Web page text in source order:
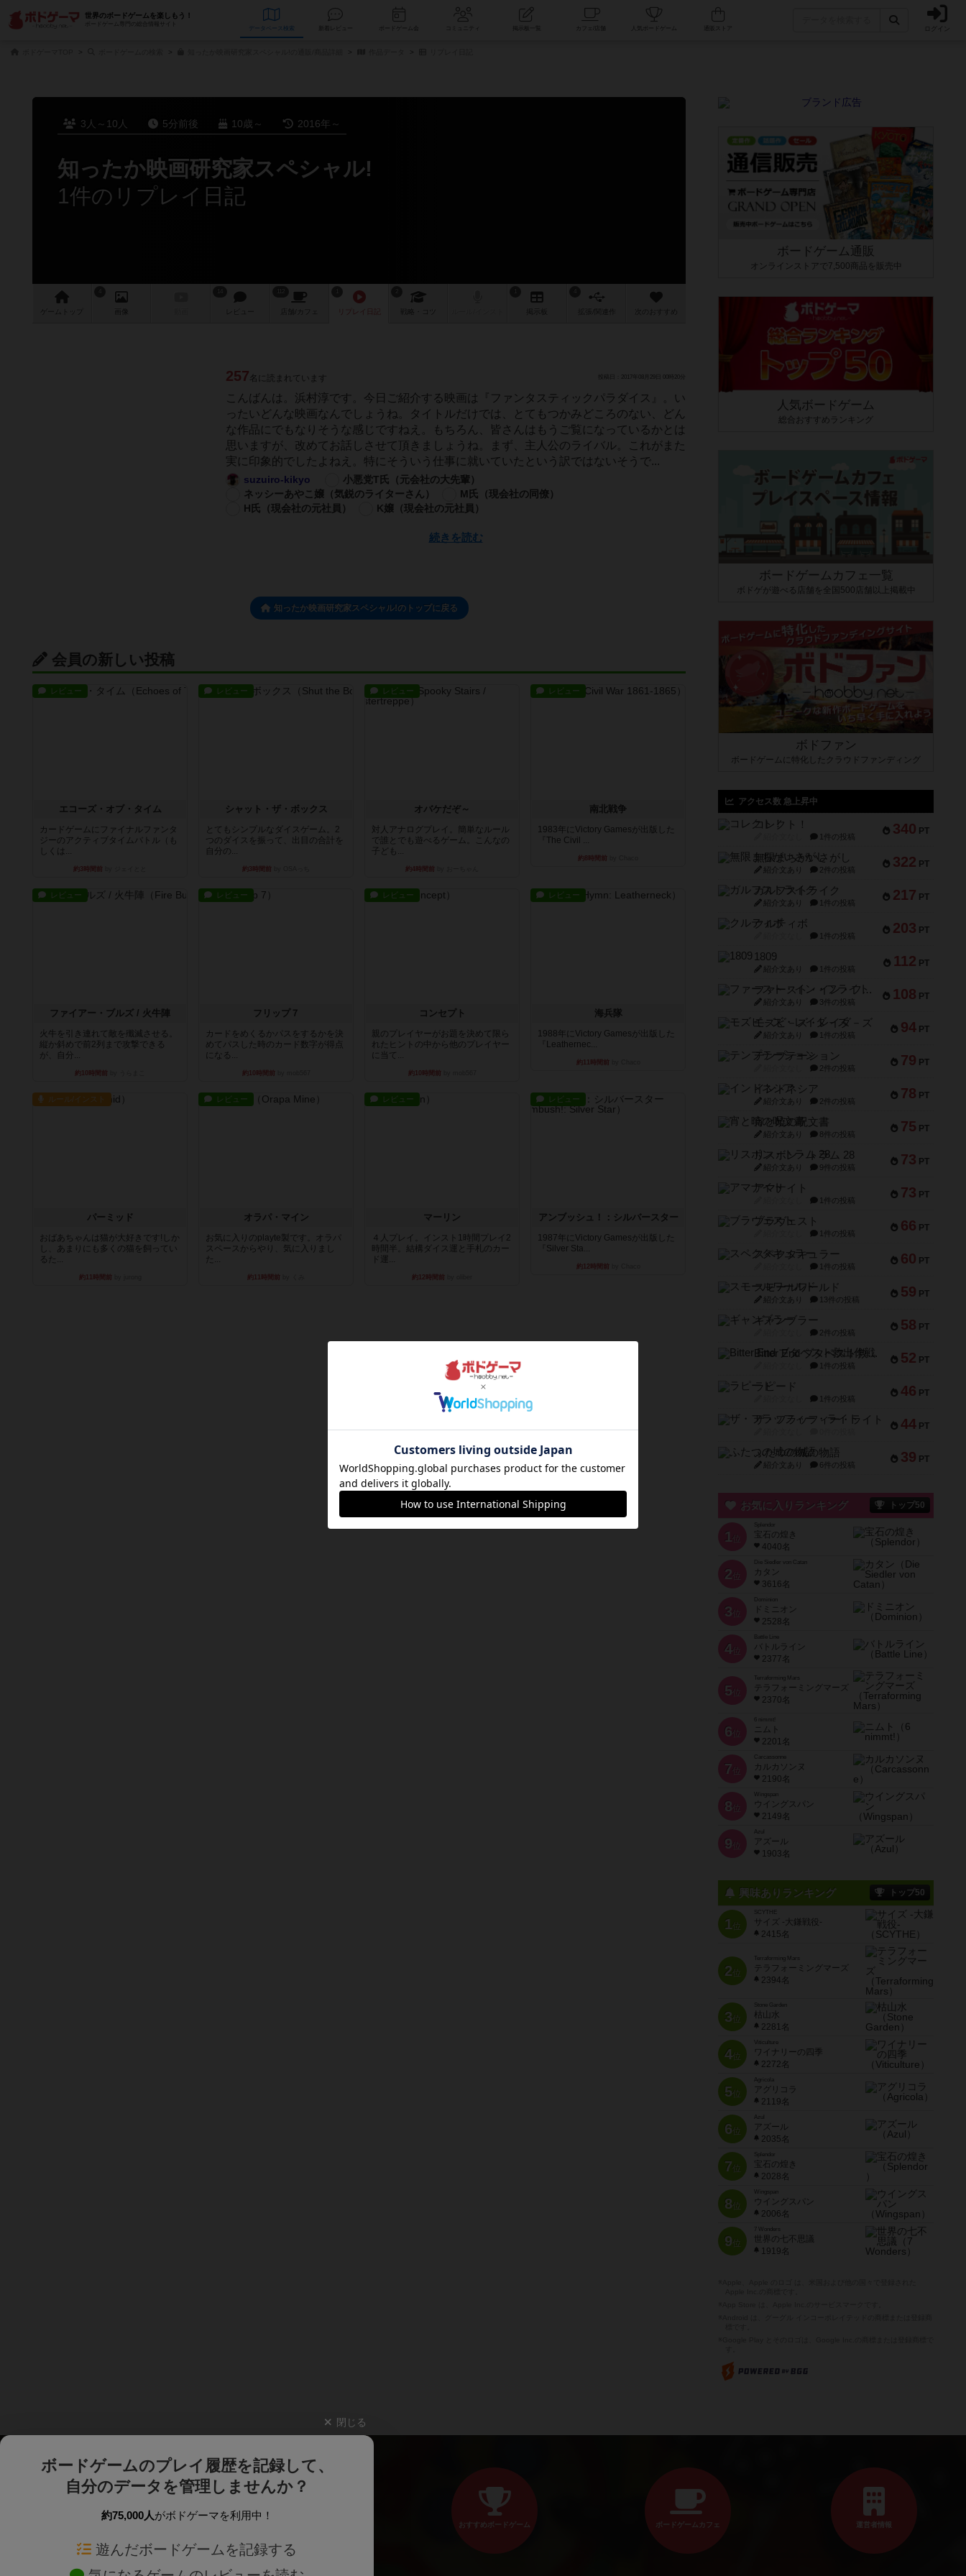
世界のボードゲームを楽しもう！
ボードゲーム専門の総合情報サイト
データベース コミュニティ 人気ボードゲーム ログイン
3人～10人 5分前後 10歳～ 2016年～
知ったか映画研究家スペシャル!
1件のリプレイ日記
ゲーム 画像 レビュー 店舗/ カフェ 戦略 作 次のおすすめ
257名に読まれています 投稿日：2017年08月29日 00時20分
こんばんは。浜村淳です。今日ご紹介する映画は『ファンタスティックパラダイス』。い
ったいどんな映画なんでしょうね。タイトルだけでは、とてもつかみどころのない、どん
な作品にでもなりそうな感じですねえ。もちろん、皆さんはもうご覧になっているかとは
思いますが、改めてお話しさせて頂きましょうね。まず、主人公のライバル。これがまた
実に印象的でしたよねえ。特にそういう仕事に就いていたという訳ではないそうで...
suzuiro-kikyo
小悪党T氏（元会社の大先輩）
ネッシーあやこ嬢（気鋭のライターさん）
M氏（現会社の同僚）
H氏（現会社の元社員）
K嬢（現会社の元社員）
続きを読む
知ったか映画研究家スペシャル!のトップに戻る
会員の新しい投稿
レビュー
エコーズ・オブ・タイム
カードゲームにファイナルファンタ
ジーのアクティブタイムバトル（も
しくは...
約3時間前
レビュー
シャット・ザ・ボックス
とてもシンプルなダイスゲーム。2
つのダイスを振って、出目の合計を
自分の...
約3時間前
レビュー
オバケだぞ～
対人アナログプレイ。簡単なルール
で誰とでも遊べるゲーム。こんなの
子ども...
約4時間前
レビュー
南北戦争
1983年にVictory Gamesが出版した
『The Civil ...
約8時間前
レビュー
ファイアー・ブルズ / 火牛陣
火牛を引き連れて敵を殲滅させる。
縦か斜めで前2列まで攻撃できる
が、自分...
約10時間前
レビュー
フリップ７
カードをめくるかパスをするかを決
めてパスした時のカード数字が得点
になる...
約10時間前
レビュー
コンセプト
親のプレイヤーがお題を決めて限ら
れたヒントの中から他のプレイヤー
に当て...
約10時間前
レビュー
海兵隊
1988年にVictory Gamesが出版した
『Leathernec...
約11時間前
ルール/インスト
パーミッド
おばあちゃんは猫が大好きです!しか
し、あまりにも多くの猫を飼ってい
るた...
約11時間前
レビュー
オラパ・マイン
お気に入りのplayte製です。オラパ
スペースからやり、気に入りまし
た...
約11時間前
レビュー
マーリン
４人プレイ。インスト1時間プレイ2
時間半。結構ダイス運と手札のカー
ド運...
約12時間前
レビュー
アンブッシュ！：シルバースター
1987年にVictory Gamesが出版した
『Silver Sta...
約12時間前
ボードゲーム通販
オンラインストアで7,500商品を販売中
人気ボードゲーム
総合おすすめランキング
ボードゲームカフェ一覧
ボドゲが遊べる店舗を全国500店舗以上掲載中
ボドファン
ボードゲームに特化したクラウドファンディング
アクセス数 急上昇中
340 PT
コレクト！
1件の投稿
322 PT
無限まちがいさがし
紹介文あり 2件の投稿
217 PT
ガルフストライク
紹介文あり 1件の投稿
203 PT
クルティボ
1件の投稿
112 PT
1809
紹介文あり 1件の投稿
108 PT
ファースト・イン・フライト
紹介文あり 3件の投稿
94 PT
モズビ－ズ・レイダ－ズ
紹介文あり 1件の投稿
79 PT
テンプテーション
2件の投稿
78 PT
インドネシア
紹介文あり 2件の投稿
75 PT
宵と暁の呪文書
紹介文あり 8件の投稿
73 PT
リスボン・トラム 28
紹介文あり 9件の投稿
73 PT
アマナイト
1件の投稿
66 PT
ブラヴェスト
1件の投稿
60 PT
スペクタキュラー
1件の投稿
59 PT
スモールワールド
紹介文あり 13件の投稿
58 PT
ギャンブラー
2件の投稿
52 PT
Bitter End ブタペスト救出作戦
1件の投稿
46 PT
ラピード
1件の投稿
44 PT
ザ・フラッフィー・ライト
39 PT
ふたつの城の物語
紹介文あり 6件の投稿
お気に入りランキング トップ50
1 位
宝石の煌き
4040名
2 位
Die Siedler von Catan
カタン
3616名
3 位
ドミニオン
2528名
4位
Battle Line
バトルライン
2377名
5 位
Terraforming Mars
テラフォーミングマーズ
2370名
6 位
ニムト
2201名
7 位
Carcassonne
カルカソンヌ
2190名
8 位
Wingspan
ウイングスパン
2149名
9 位
Azul
アズール
1903名
興味ありランキング トップ50
1位
SCYTHE
サイズ -大鎌戦役-
2415名
2位
Terraforming Mars
テラフォーミングマーズ
2394名
3位
Stone Garden
枯山水
2281名
4位
Viticulture
ワイナリーの四季
2272名
5位
Agricola
アグリコラ
2119名
6位
Azul
アズール
2035名
7位
宝石の煌き
2028名
8位
Wingspan
ウイングスパン
2006名
9位
7 Wonders
世界の七不思議
1919名
閉じる
ボードゲームのプレイ履歴を記録して、
自分のデータを管理しませんか？
約75,000人がボドゲーマを利用中！
遊んだボードゲームを記録する
おすすめボードゲーム ボードゲームカフェ 運営者情報